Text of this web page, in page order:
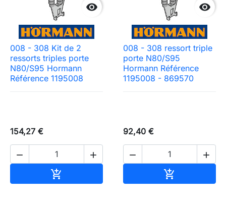

008 - 308 Kit de 2
ressorts triples porte
N80/S95 Hormann
Référence 1195008
154,27 €
 


008 - 308 ressort triple
porte N80/S95
Hormann Référence
1195008 - 869570
92,40 €
 
